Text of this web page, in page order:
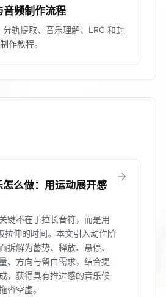
频制作流程
轨提取、音乐理解、LRC 和封
作教程。
么做：用运动展开感
键不在于拉长音符，而是用
拉伸的时间。本文引入动作阶
拆解为蓄势、释放、悬停、
、方向与留白需求，结合提
，获得具有推进感的音乐候
沓空虚。
arrow_forward